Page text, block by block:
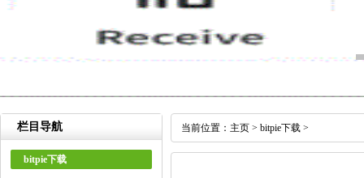
栏目导航
bitpie下载
当前位置： 主页 > bitpie下载 >